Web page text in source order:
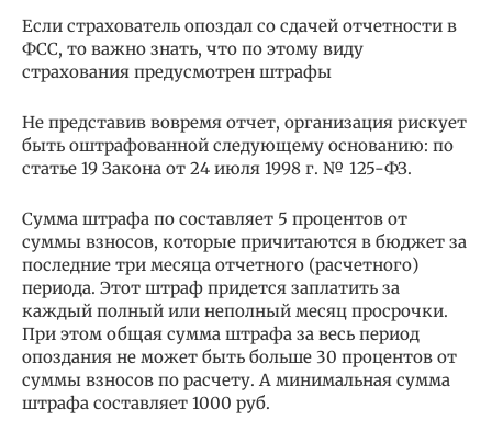
Если страхователь опоздал со сдачей отчетности в
ФСС, то важно знать, что по этому виду
страхования предусмотрен штрафы
Не представив вовремя отчет, организация рискует
быть оштрафованной следующему основанию: по
статье 19 Закона от 24 июля 1998 г. № 125-ФЗ.
Сумма штрафа по составляет 5 процентов от
суммы взносов, которые причитаются в бюджет за
последние три месяца отчетного (расчетного)
периода. Этот штраф придется заплатить за
каждый полный или неполный месяц просрочки.
При этом общая сумма штрафа за весь период
опоздания не может быть больше 30 процентов от
суммы взносов по расчету. А минимальная сумма
штрафа составляет 1000 руб.